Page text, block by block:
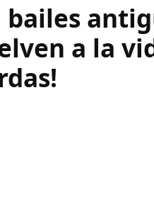
bailes
a la